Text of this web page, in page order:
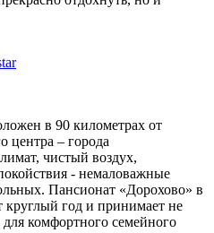
в 90 километрах от
центра – города
чистый воздух,
- немаловажные
Пансионат «Дорохово» в
круглый год и принимает не
комфортного семейного